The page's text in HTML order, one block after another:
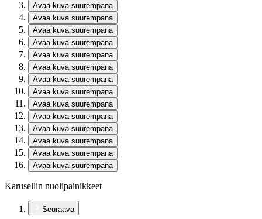
Avaa kuva suurempana
Avaa kuva suurempana
Avaa kuva suurempana
Avaa kuva suurempana
Avaa kuva suurempana
Avaa kuva suurempana
Avaa kuva suurempana
Avaa kuva suurempana
Avaa kuva suurempana
Avaa kuva suurempana
Avaa kuva suurempana
Avaa kuva suurempana
Avaa kuva suurempana
Avaa kuva suurempana
Karusellin nuolipainikkeet
Seuraava